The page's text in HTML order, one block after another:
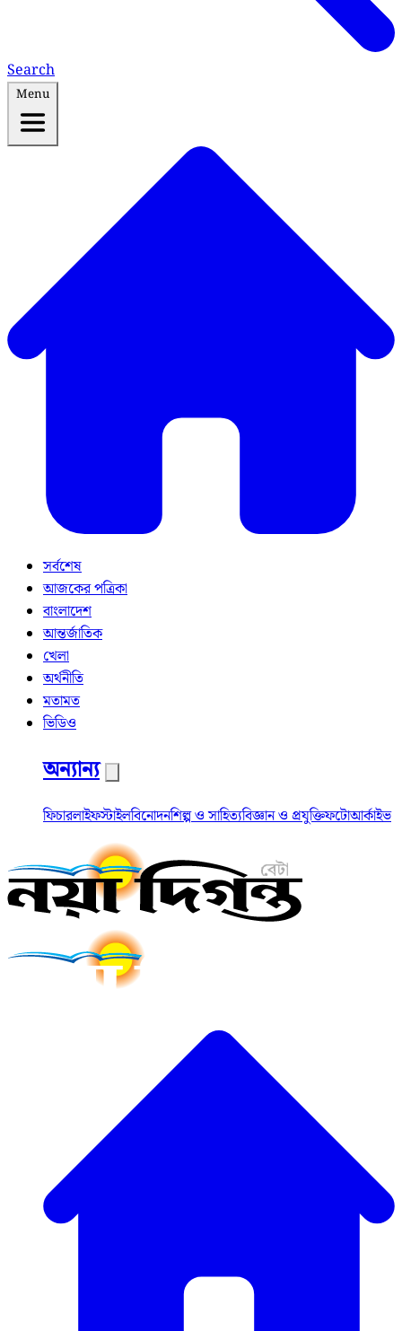
Search
Menu
সর্বশেষ
আজকের পত্রিকা
বাংলাদেশ
আন্তর্জাতিক
খেলা
অর্থনীতি
মতামত
ভিডিও
অন্যান্য
ফিচারলাইফস্টাইলবিনোদনশিল্প ও সাহিত্যবিজ্ঞান ও প্রযুক্তিফটোআর্কাইভ